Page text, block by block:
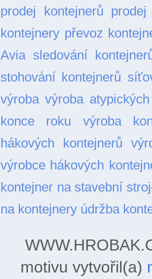
prodej kontejnerů
kontejnery převoz
Avia sledování
stohování kontejnerů
výroba výroba
konce roku
výroba
hákových kontejnerů
výrobce hákových
kontejner na stavební
na kontejnery údržba
motivu vytvořil(a)